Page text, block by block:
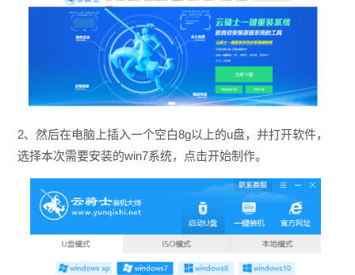
2、然后在电脑上插入一个空白8g以上的u盘，并打开软件，
选择本次需要安装的win7系统，点击开始制作。